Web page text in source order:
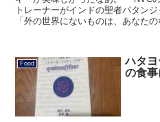
トレーナーがインドの聖者パタン
「外の世界にないものは、あなたの
Food
ハタ
の食